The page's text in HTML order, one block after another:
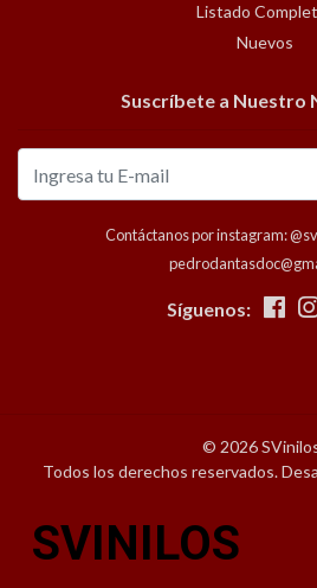
Listado
Nuevos
Suscríbete a Nuestro
Contáctanos por instagram:
Síguenos:
© 2026
Todos los derechos reservados.
SVINILOS